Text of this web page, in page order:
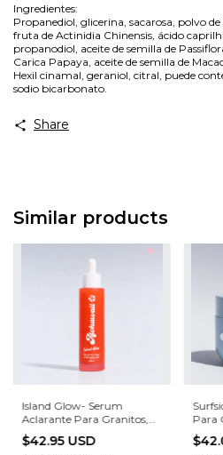
Ingredientes:
Propanediol, glicerina, sacarosa, polvo
fruta de Actinidia Chinensis, ácido
propanodiol, aceite de semilla de
Carica Papaya, aceite de semilla de
Hexil cinamal, geraniol, citral, puede
sodio bicarbonato.
Share
Similar products
Island Glow- Serum
Aclarante Para Granitos,
Manchas Y Marcas
$42.95 USD
Para
Marcas